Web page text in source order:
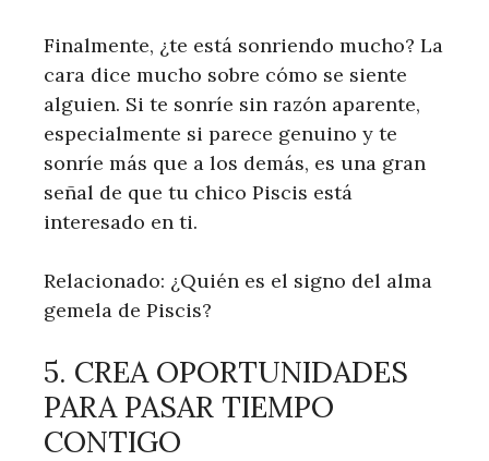
Finalmente, ¿te está sonriendo mucho? La
cara dice mucho sobre cómo se siente
alguien. Si te sonríe sin razón aparente,
especialmente si parece genuino y te
sonríe más que a los demás, es una gran
señal de que tu chico Piscis está
interesado en ti.
Relacionado: ¿Quién es el signo del alma
gemela de Piscis?
5. CREA OPORTUNIDADES
PARA PASAR TIEMPO
CONTIGO